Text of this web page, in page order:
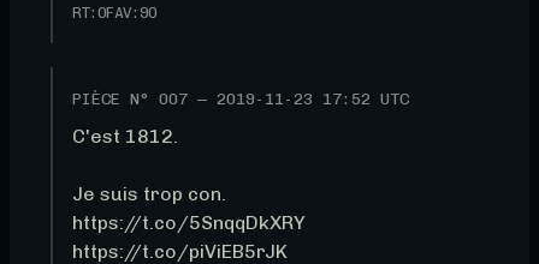
RT:0FAV:90
PIÈCE N°007 —2019-11-23 17:52 UTC
C'est 1812.
Je suis trop con.
https://t.co/5SnqqDkXRY
https://t.co/piViEB5rJK